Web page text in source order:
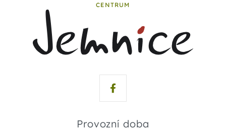
CENTRUM
Provozní doba